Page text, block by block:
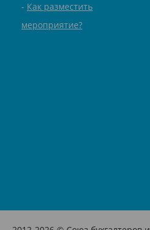
Как разместить
мероприятие?